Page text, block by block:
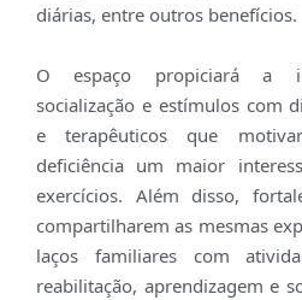
diárias, entre outros benefícios.
O espaço propiciará a
socialização e estímulos com
e terapêuticos que
deficiência um maior
exercícios. Além disso,
compartilharem as mesmas
laços familiares com
reabilitação, aprendizagem e